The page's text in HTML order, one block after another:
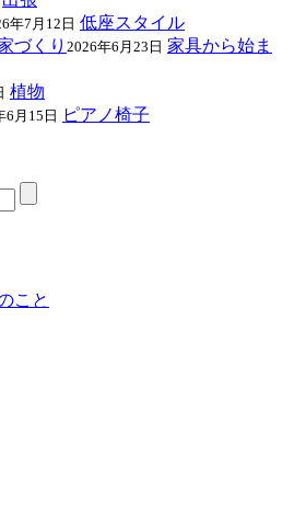
年7月12日 低座スタイル
2026年6月23日 家具から始ま
植物
6月15日 ピアノ椅子
こと